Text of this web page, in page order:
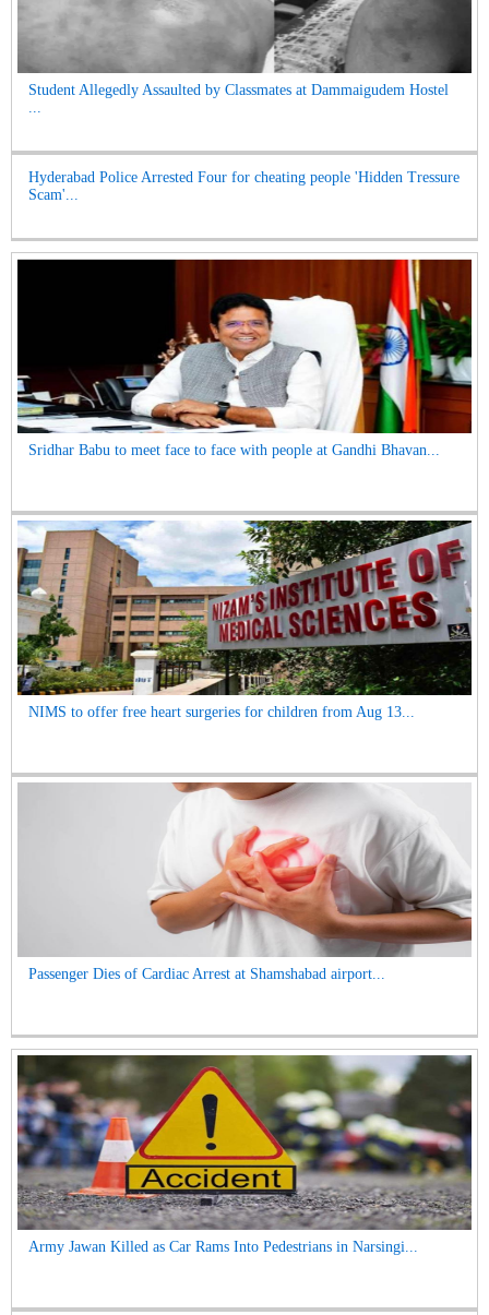
Student Allegedly Assaulted by Classmates at Dammaigudem Hostel
...
Hyderabad Police Arrested Four for cheating people 'Hidden Tressure
Scam'...
Sridhar Babu to meet face to face with people at Gandhi Bhavan...
NIMS to offer free heart surgeries for children from Aug 13...
Passenger Dies of Cardiac Arrest at Shamshabad airport...
Army Jawan Killed as Car Rams Into Pedestrians in Narsingi...